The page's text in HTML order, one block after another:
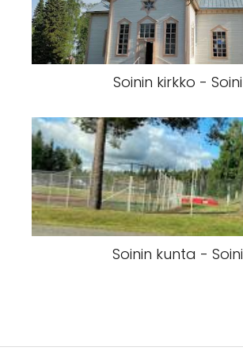
Soinin kirkko - Soini
Soinin kunta - Soini